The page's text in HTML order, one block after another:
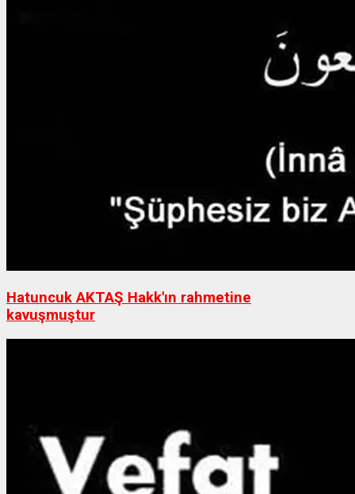
Hatuncuk AKTAŞ Hakk'ın rahmetine
kavuşmuştur